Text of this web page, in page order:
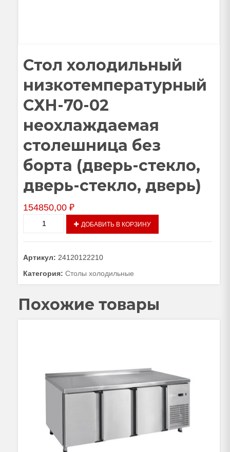
Стол холодильный
низкотемпературный
СХН-70-02
неохлаждаемая
столешница без
борта (дверь-стекло,
дверь-стекло, дверь)
154850,00 ₽
Стол
низкотемпературный
СХН-70-
столешница
дверь)
ДОБАВИТЬ В КОРЗИНУ
Артикул: 24120122210
Категория: Столы холодильные
Похожие товары